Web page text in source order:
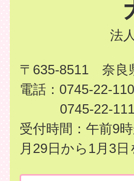
法
〒635-8511 奈良
電話：0745-22-
0745-22-
受付時間：午前9
月29日から1月3